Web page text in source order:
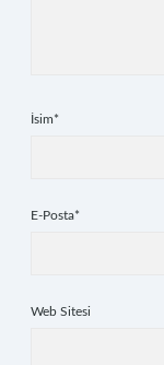
İsim*
E-Posta*
Web Sitesi